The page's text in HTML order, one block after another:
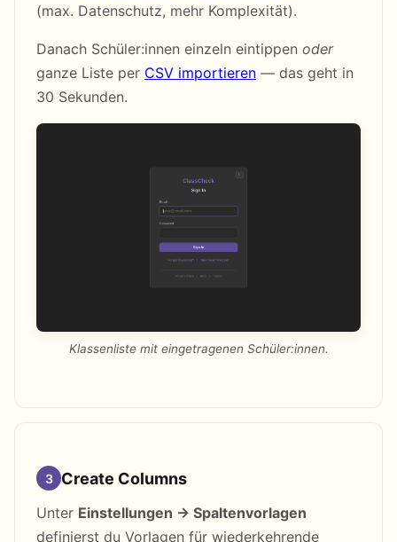
(max. Datenschutz, mehr Komplexität).
Danach Schüler:innen einzeln eintippen oder
ganze Liste per CSV importieren — das geht in
30 Sekunden.
Klassenliste mit eingetragenen Schüler:innen.
3 Create Columns
Unter Einstellungen → Spaltenvorlagen
definierst du Vorlagen für wiederkehrende